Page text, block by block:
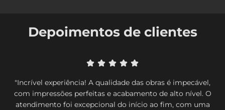
Depoimentos de clientes
"Incrível experiência! A qualidade das obras é impecável,
com impressões perfeitas e acabamento de alto nível. O
atendimento foi excepcional do início ao fim, com uma